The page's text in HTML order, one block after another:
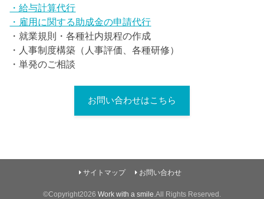
・給与計算代行
・雇用に関する助成金の申請代行
・就業規則・各種社内規程の作成
・人事制度構築（人事評価、各種研修）
・単発のご相談
お問い合わせはこちら
サイトマップ お問い合わせ
©Copyright2026 Work with a smile.All Rights Reserved.